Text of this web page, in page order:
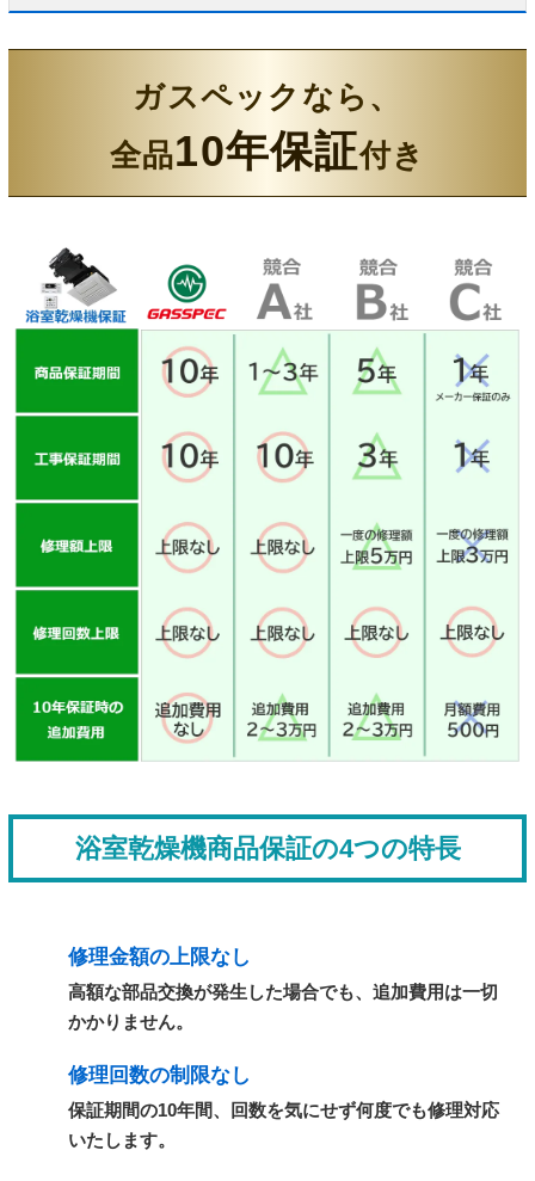
ガスペックなら、
全品10年保証付き
浴室乾燥機商品保証の4つの特長
修理金額の上限なし
高額な部品交換が発生した場合でも、追加費用は一切
かかりません。
修理回数の制限なし
保証期間の10年間、回数を気にせず何度でも修理対応
いたします。